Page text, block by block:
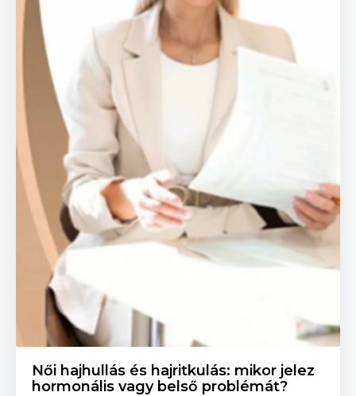
Női hajhullás és hajritkulás: mikor jelez
hormonális vagy belső problémát?